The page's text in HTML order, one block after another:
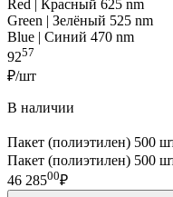
Red | Красный 625 nm
Green | Зелёный 525 nm
Blue | Синий 470 nm
9257
₽/шт
В наличии
Пакет (полиэтилен) 500
Пакет (полиэтилен) 500
46 28500₽